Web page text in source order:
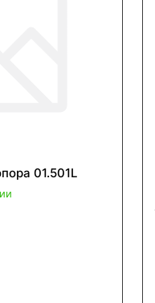
01.501L